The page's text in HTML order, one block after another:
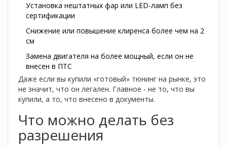
Установка нештатных фар или LED-ламп без
сертификации
Снижение или повышение клиренса более чем на 2
см
Замена двигателя на более мощный, если он не
внесен в ПТС
Даже если вы купили «готовый» тюнинг на рынке, это
не значит, что он легален. Главное - не то, что вы
купили, а то, что внесено в документы.
Что можно делать без
разрешения